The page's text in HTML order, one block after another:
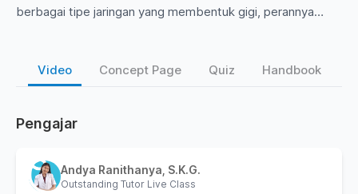
berbagai tipe jaringan yang membentuk gigi, perannya
meningkatkan pengetahuan Anda tentang anatomi dan
Video Concept Page Quiz Handbook
Pengajar
Andya Ranithanya, S.K.G.
Outstanding Tutor Live Class